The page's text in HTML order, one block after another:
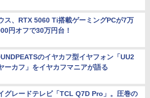
ス、RTX 5060 Ti搭載ゲーミングPCが7万
円オフで30万円台！
のイヤカフ型イヤフォン「UU2
ーカフ」をイヤカフマニアが語る
グレードテレビ「TCL Q7D Pro」。圧巻の